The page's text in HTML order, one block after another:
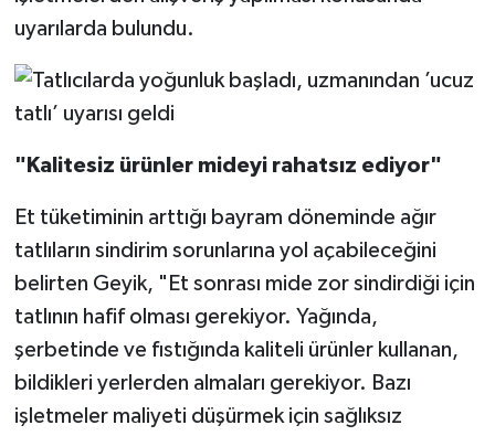
uyarılarda bulundu.
"Kalitesiz ürünler mideyi rahatsız ediyor"
Et tüketiminin arttığı bayram döneminde ağır
tatlıların sindirim sorunlarına yol açabileceğini
belirten Geyik, "Et sonrası mide zor sindirdiği için
tatlının hafif olması gerekiyor. Yağında,
şerbetinde ve fıstığında kaliteli ürünler kullanan,
bildikleri yerlerden almaları gerekiyor. Bazı
işletmeler maliyeti düşürmek için sağlıksız